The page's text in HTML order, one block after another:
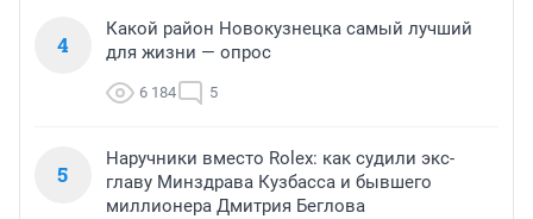
4
Какой район Новокузнецка самый лучший
для жизни — опрос
6 184 5
5
Наручники вместо Rolex: как судили экс-
главу Минздрава Кузбасса и бывшего
миллионера Дмитрия Беглова